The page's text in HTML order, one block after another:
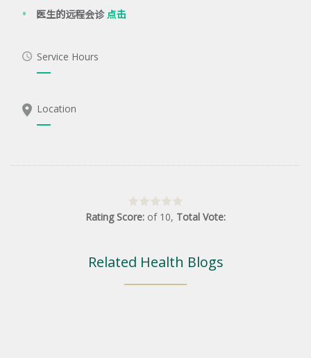
医生的远程会诊点击
Service Hours
Location
Rating Score: of 10, Total Vote:
Related Health Blogs